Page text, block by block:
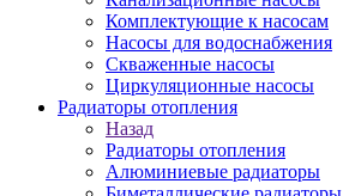
Комплектующие к насосам
Насосы для водоснабжения
Скваженные насосы
Циркуляционные насосы
Радиаторы отопления
Назад
Радиаторы отопления
Алюминиевые радиаторы